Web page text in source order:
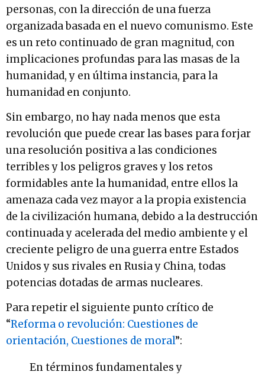
personas, con la dirección de una fuerza
organizada basada en el nuevo comunismo. Este
es un reto continuado de gran magnitud, con
implicaciones profundas para las masas de la
humanidad, y en última instancia, para la
humanidad en conjunto.
Sin embargo, no hay nada menos que esta
revolución que puede crear las bases para forjar
una resolución positiva a las condiciones
terribles y los peligros graves y los retos
formidables ante la humanidad, entre ellos la
amenaza cada vez mayor a la propia existencia
de la civilización humana, debido a la destrucción
continuada y acelerada del medio ambiente y el
creciente peligro de una guerra entre Estados
Unidos y sus rivales en Rusia y China, todas
potencias dotadas de armas nucleares.
Para repetir el siguiente punto crítico de
“Reforma o revolución: Cuestiones de
orientación, Cuestiones de moral”:
En términos fundamentales y